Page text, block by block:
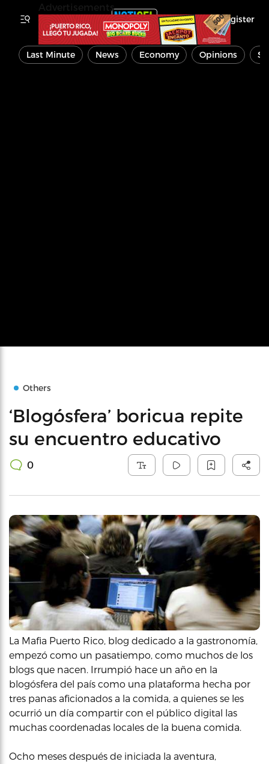
Register
Last Minute News Economy Opinions
Others
‘Blogósfera’ boricua repite
su encuentro educativo
0
La Mafia Puerto Rico, blog dedicado a la gastronomía,
empezó como un pasatiempo, como muchos de los
blogs que nacen. Irrumpió hace un año en la
blogósfera del país como una plataforma hecha por
tres panas aficionados a la comida, a quienes se les
ocurrió un día compartir con el público digital las
muchas coordenadas locales de la buena comida.
Ocho meses después de iniciada la aventura,
Advertisements